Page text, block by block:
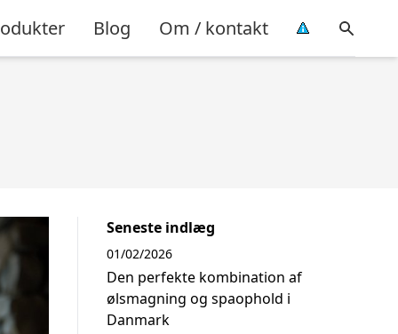
Blog Om / kontakt
Seneste indlæg
Den perfekte kombination af
ølsmagning og spaophold i
Danmark
01/02/2026